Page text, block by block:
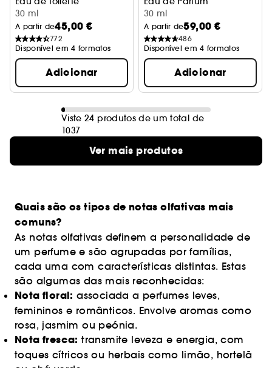
30 ml
A partir de45,00 €
772
Disponível em 4 formatos
Adicionar
30 ml
A partir de59,00 €
486
Disponível em 4 formatos
Adicionar
Viste 24 produtos de um total de
1037
Ver mais produtos
Quais são os tipos de notas olfativas mais
comuns?
As notas olfativas definem a personalidade de
um perfume e são agrupadas por famílias,
cada uma com características distintas. Estas
são algumas das mais reconhecidas:
Nota floral: associada a perfumes leves,
femininos e românticos. Envolve aromas como
rosa, jasmim ou peónia.
Nota fresca: transmite leveza e energia, com
toques cítricos ou herbais como limão, hortelã